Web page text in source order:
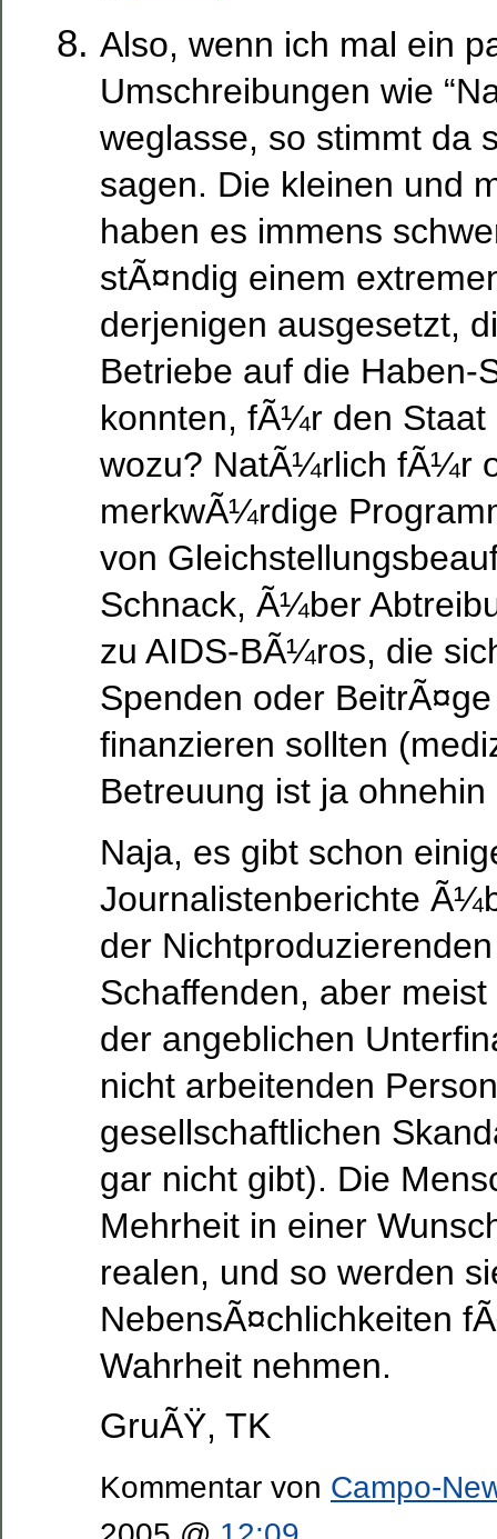
Also, wenn ich mal ein
Umschreibungen wie
weglasse, so stimmt da
sagen. Die kleinen und
haben es immens
stÃ¤ndig einem
derjenigen ausgesetzt,
Betriebe auf die Haben-
konnten, fÃ¼r den Staat
wozu? NatÃ¼rlich fÃ¼r
merkwÃ¼rdige
von
Schnack, Ã¼ber
zu AIDS-BÃ¼ros, die
Spenden oder
finanzieren sollten
Betreuung ist ja
Naja, es gibt schon
Journalistenberichte
der
Schaffenden, aber
der angeblichen
nicht arbeitenden
gesellschaftlichen
gar nicht gibt). Die
Mehrheit in einer
realen, und so werden
NebensÃ¤chlichkeiten
Wahrheit nehmen.
GruÃŸ, TK
Kommentar von Campo-